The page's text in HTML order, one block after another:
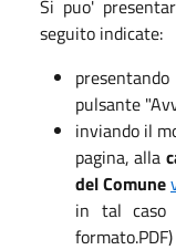
Si puo'
seguito indicate:
pulsante
inviando il
pagina, alla
del Comune
in tal caso